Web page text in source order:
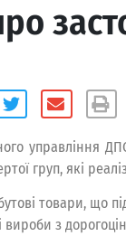
управління
груп, які
товари, що
вироби з